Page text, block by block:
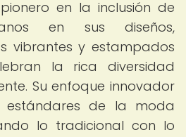
en la inclusión de
en sus diseños,
vibrantes y estampados
la rica diversidad
Su enfoque innovador
estándares de la moda
lo tradicional con lo